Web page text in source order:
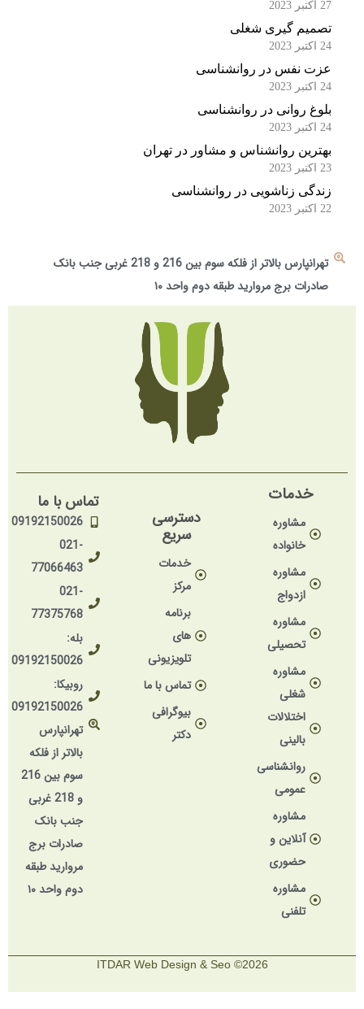
تصمیم گیری شغلی
عزت نفس در روانشناسی
بلوغ روانی در روانشناسی
بهترین روانشناس و مشاور در تهران
زندگی زناشویی در روانشناسی
تهرانپارس بالاتر از فلکه سوم بین 216 و 218 غربی جنب بانک
صادرات برج مروارید طبقه دوم واحد ۱۰
خدمات
مشاوره
خانواده
مشاوره
ازدواج
مشاوره
تحصیلی
مشاوره
شغلی
اختلالات
بالینی
روانشناسی
عمومی
مشاوره
آنلاین و
حضوری
مشاوره
تلفنی
دسترسی
سریع
خدمات
مرکز
های
تلویزیونی
تماس با ما
بیوگرافی
دکتر
تماس با ما
09192150026
77066463
77375768
09192150026
روبیکا:
09192150026
تهرانپارس
بالاتر از فلکه
سوم بین 216
و 218 غربی
جنب بانک
صادرات برج
مروارید طبقه
دوم واحد ۱۰